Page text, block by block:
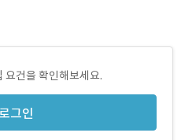
요건을 확인해보세요.
로그인